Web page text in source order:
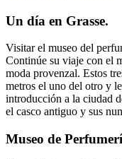
Un día en Grasse.
Visitar el museo del
Continúe su viaje con el
moda provenzal. Estos
metros el uno del otro y
introducción a la ciudad
el casco antiguo y sus
Museo de